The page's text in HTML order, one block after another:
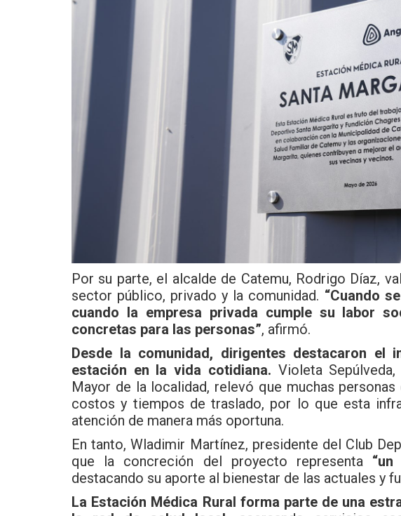
Por su parte, el alcalde de Catemu, Rodrigo Díaz,
sector público, privado y la comunidad. “Cuando
cuando la empresa privada cumple su labor
concretas para las personas”, afirmó.
Desde la comunidad, dirigentes destacaron el
estación en la vida cotidiana. Violeta
Mayor de la localidad, relevó que muchas
costos y tiempos de traslado, por lo que esta
atención de manera más oportuna.
En tanto, Wladimir Martínez, presidente del Club
que la concreción del proyecto representa
destacando su aporte al bienestar de las actuales y
La Estación Médica Rural forma parte de una